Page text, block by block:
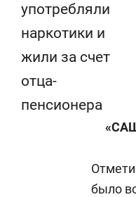
употребляли
наркотики и
жили за счет
отца-
пенсионера
было